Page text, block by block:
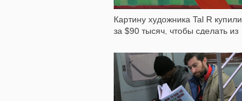
Картину художника Tal R купили
за $90 тысяч, чтобы сделать из
суд
1 966